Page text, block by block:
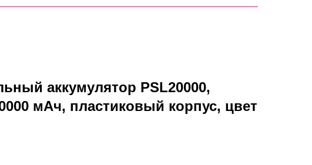
аккумулятор PSL20000,
мАч, пластиковый корпус, цвет